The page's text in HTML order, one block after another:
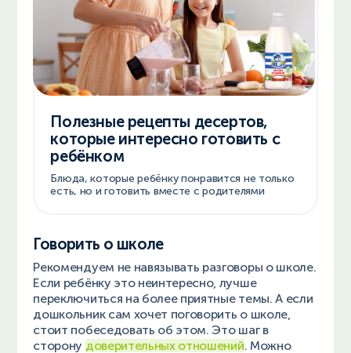
Полезные рецепты десертов,
которые интересно готовить с
ребёнком
Блюда, которые ребёнку понравится не только
есть, но и готовить вместе с родителями
Говорить о школе
Рекомендуем не навязывать разговоры о школе.
Если ребёнку это неинтересно, лучше
переключиться на более приятные темы. А если
дошкольник сам хочет поговорить о школе,
стоит побеседовать об этом. Это шаг в
сторону доверительных отношений. Можно